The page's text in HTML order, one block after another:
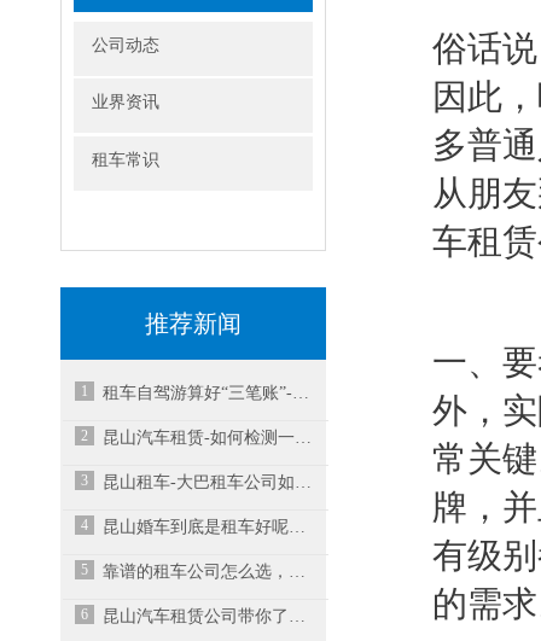
公司动态
业界资讯
租车常识
推荐新闻
1 租车自驾游算好“三笔账”-昆山租车
2 昆山汽车租赁-如何检测一辆车的安全性能？
3 昆山租车-大巴租车公司如何提升业务水平？
4 昆山婚车到底是租车好呢？还是给亲朋好友借车好呢？
5 靠谱的租车公司怎么选，手把手给你支招
6 昆山汽车租赁公司带你了解租车不退还押金怎么办
俗话
因此
多普
从朋
车租
一、
外，
常关
牌，
有级
的需